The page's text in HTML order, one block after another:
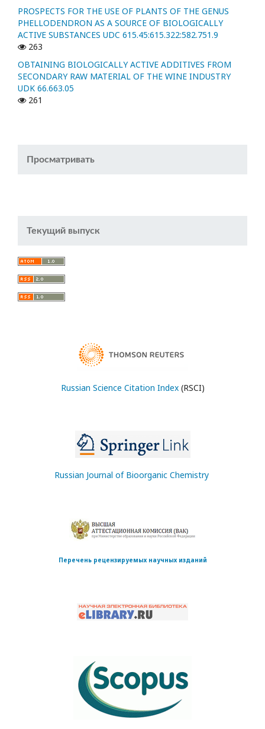
PROSPECTS FOR THE USE OF PLANTS OF THE GENUS
PHELLODENDRON AS A SOURCE OF BIOLOGICALLY
ACTIVE SUBSTANCES UDC 615.45:615.322:582.751.9
263
OBTAINING BIOLOGICALLY ACTIVE ADDITIVES FROM
SECONDARY RAW MATERIAL OF THE WINE INDUSTRY
UDK 66.663.05
261
Просматривать
Текущий выпуск
Russian Science Citation Index(RSCI)
Russian Journal of Bioorganic Chemistry
Перечень рецензируемых научных изданий